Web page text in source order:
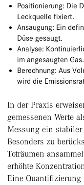
Positionierung: Die
Leckquelle fixiert.
Ansaugung: Ein
Düse gesaugt.
Analyse:
im angesaugten Gas.
Berechnung: Aus
wird die
In der Praxis
gemessenen Werte
Messung ein
Besonders zu
Toträumen
erhöhte
Eine Quantifizierung